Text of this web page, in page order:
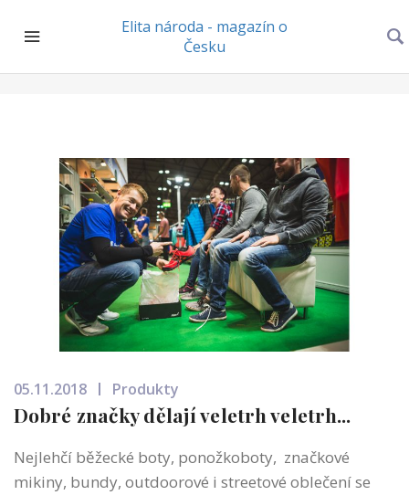
Elita národa - magazín o
Česku
05.11.2018 Produkty
Dobré značky dělají veletrh veletrh...
Nejlehčí běžecké boty, ponožkoboty, značkové
mikiny, bundy, outdoorové i streetové oblečení se